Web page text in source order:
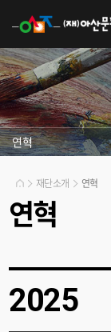
연혁
재단소개 연혁
연혁
2025